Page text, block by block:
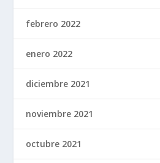
febrero 2022
enero 2022
diciembre 2021
noviembre 2021
octubre 2021